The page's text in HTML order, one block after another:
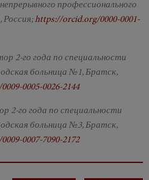
профессионального
Россия;https://orcid.org/0000-0001-
2-го года по специальности
больница №1, Братск,
0005-0026-2144
2-го года по специальности
больница №3, Братск,
0007-7090-2172